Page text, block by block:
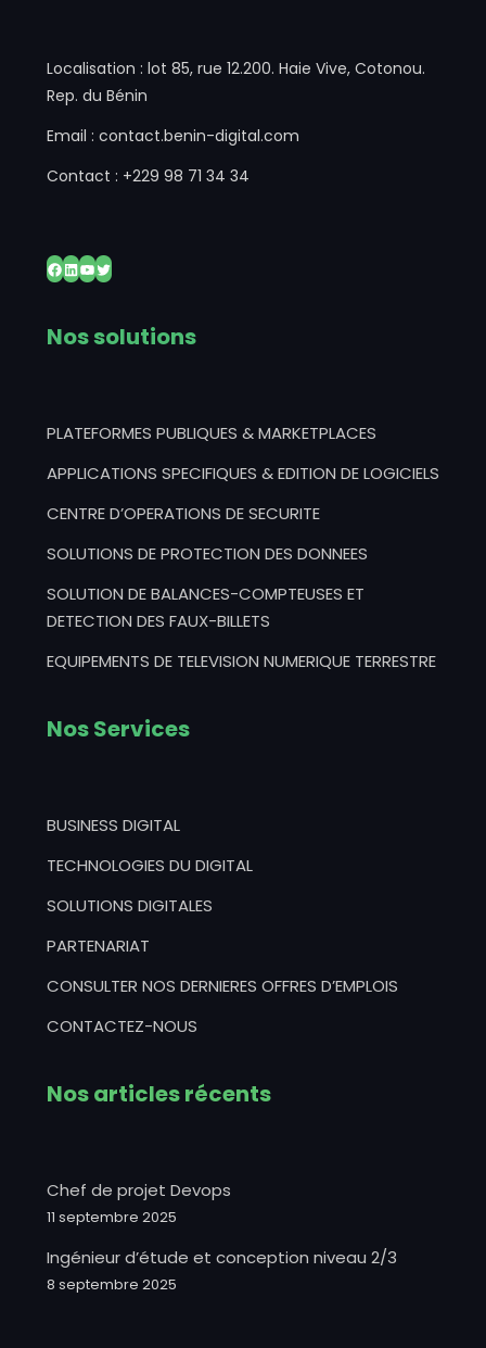
Localisation : lot 85, rue 12.200. Haie Vive, Cotonou.
Rep. du Bénin
Email : contact.benin-digital.com
Contact : +229 98 71 34 34
Facebook
LinkedIn
YouTube
Twitter
Nos solutions
PLATEFORMES PUBLIQUES & MARKETPLACES
APPLICATIONS SPECIFIQUES & EDITION DE LOGICIELS
CENTRE D’OPERATIONS DE SECURITE
SOLUTIONS DE PROTECTION DES DONNEES
SOLUTION DE BALANCES-COMPTEUSES ET
DETECTION DES FAUX-BILLETS
EQUIPEMENTS DE TELEVISION NUMERIQUE TERRESTRE
Nos Services
BUSINESS DIGITAL
TECHNOLOGIES DU DIGITAL
SOLUTIONS DIGITALES
PARTENARIAT
CONSULTER NOS DERNIERES OFFRES D’EMPLOIS
CONTACTEZ-NOUS
Nos articles récents
Chef de projet Devops
11 septembre 2025
Ingénieur d’étude et conception niveau 2/3
8 septembre 2025